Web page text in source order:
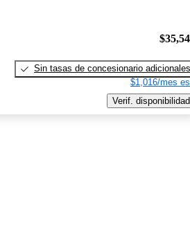
Sin tasas de concesionario adicionales
$1,016/mes
Verif. disponibilidad